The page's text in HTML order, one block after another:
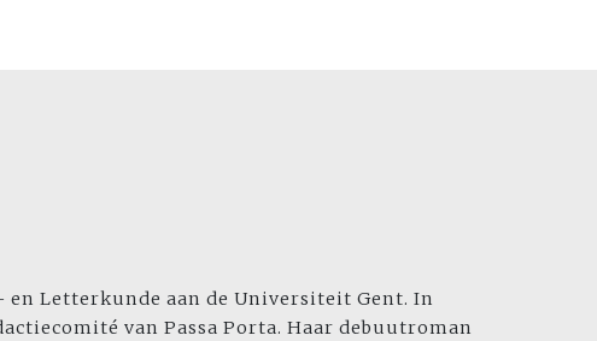
en Letterkunde aan de Universiteit Gent. In
van Passa Porta. Haar debuutroman